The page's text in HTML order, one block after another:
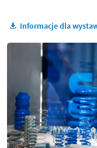
Informacje dla